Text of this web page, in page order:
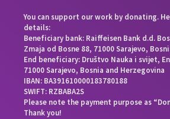
You can support our work by donating.
details:
Beneficiary bank: Raiffeisen Bank d.d.
Zmaja od Bosne 88, 71000 Sarajevo,
End beneficiary: Društvo Nauka i svijet,
71000 Sarajevo, Bosnia and Herzegovina
IBAN: BA391610000183780188
SWIFT: RZBABA2S
Please note the payment purpose as
Thank you!